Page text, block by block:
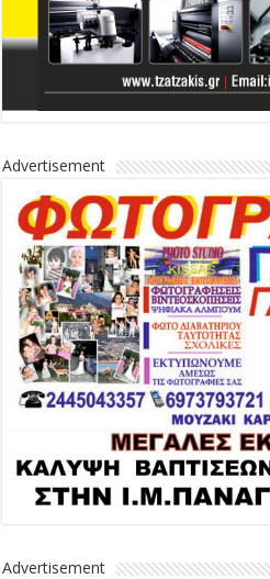
Advertisement
Advertisement